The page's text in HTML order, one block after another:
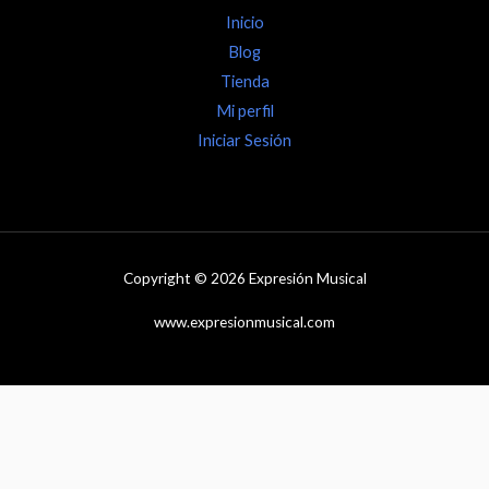
Inicio
Blog
Tienda
Mi perfil
Iniciar Sesión
Copyright © 2026 Expresión Musical
www.expresionmusical.com